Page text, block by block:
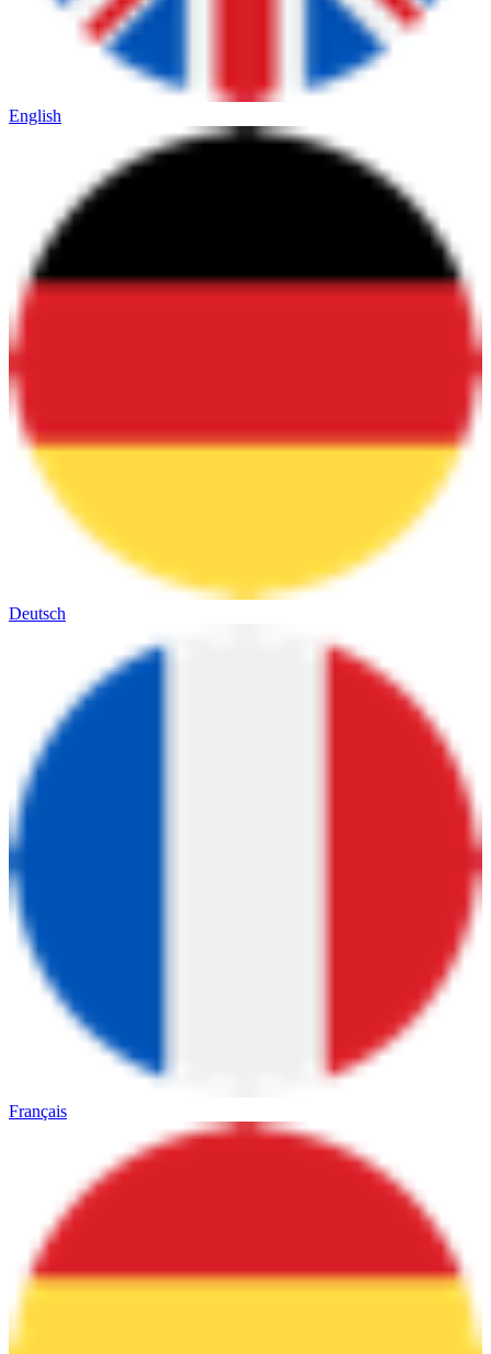
English
Deutsch
Français